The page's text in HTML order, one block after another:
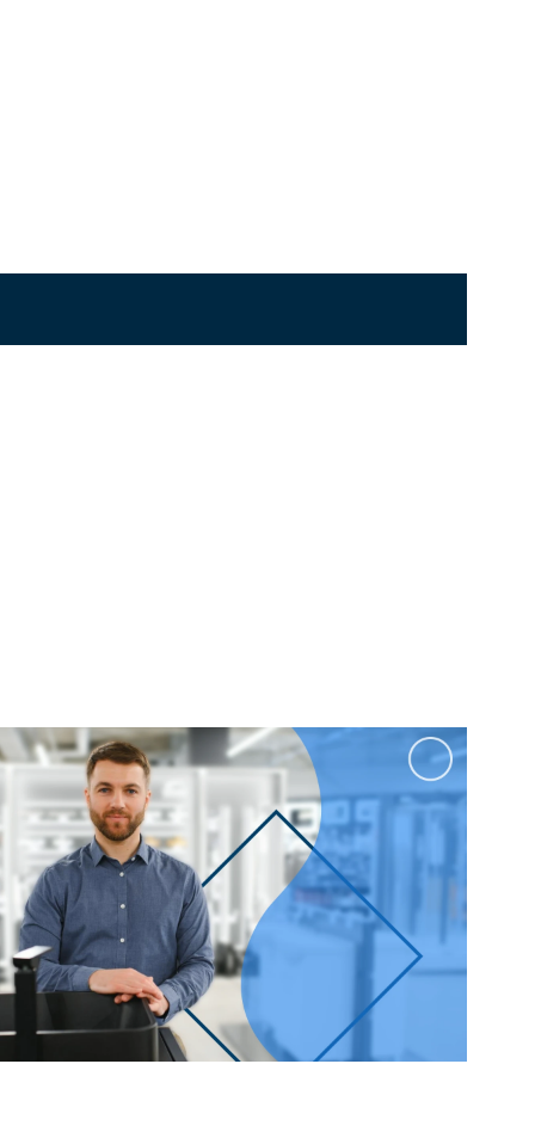
Перейти в раздел
Подвесные
60 см 65 см 70 см
80 см
Перейти в раздел